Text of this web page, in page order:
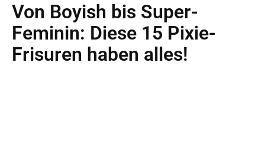
Von Boyish bis Super-
Feminin: Diese 15 Pixie-
Frisuren haben alles!